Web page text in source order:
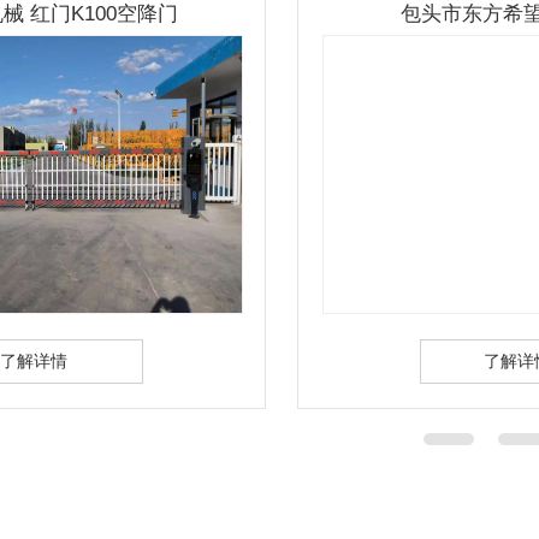
包头市东方希望铝业悬浮门